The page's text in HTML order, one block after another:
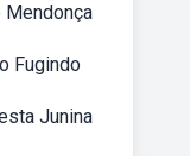
Mendonça
Fugindo
Junina